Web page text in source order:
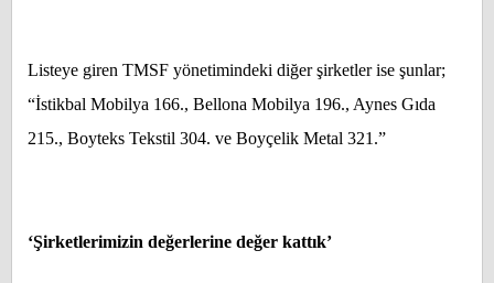
Listeye giren TMSF yönetimindeki diğer şirketler ise şunlar;
“İstikbal Mobilya 166., Bellona Mobilya 196., Aynes Gıda
215., Boyteks Tekstil 304. ve Boyçelik Metal 321.”
‘Şirketlerimizin değerlerine değer kattık’